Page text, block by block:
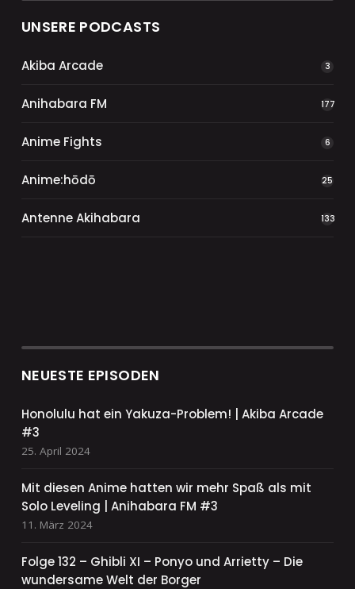
UNSERE PODCASTS
Akiba Arcade 3
Anihabara FM 177
Anime Fights 6
Anime:hōdō 25
Antenne Akihabara 133
NEUESTE EPISODEN
Honolulu hat ein Yakuza-Problem! | Akiba Arcade
#3
25. April 2024
Mit diesen Anime hatten wir mehr Spaß als mit
Solo Leveling | Anihabara FM #3
11. März 2024
Folge 132 – Ghibli XI – Ponyo und Arrietty – Die
wundersame Welt der Borger